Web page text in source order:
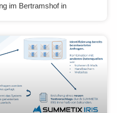
im Bertramshof in